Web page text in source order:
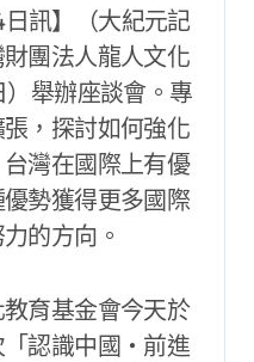
日訊】（大紀元記
團法人龍人文化
舉辦座談會。專
，探討如何強化
灣在國際上有優
勢獲得更多國際
的方向。
育基金會今天於
「認識中國‧前進